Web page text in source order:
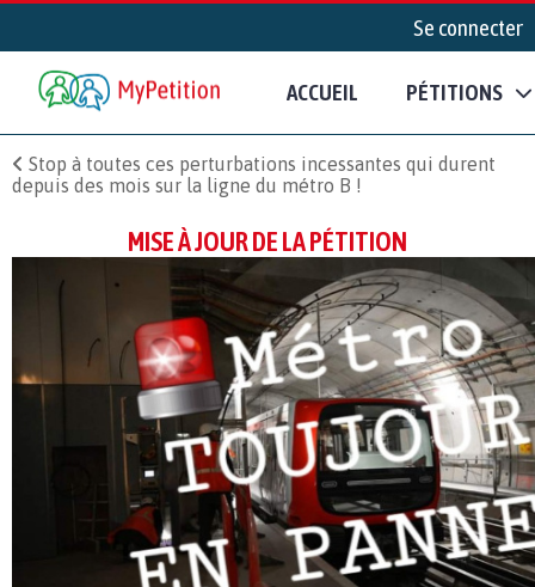
Se connecter
ACCUEIL PÉTITIONS
Stop à toutes ces perturbations incessantes qui durent
depuis des mois sur la ligne du métro B !
MISE À JOUR DE LA PÉTITION